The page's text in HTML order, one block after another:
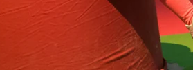
genossenschaft